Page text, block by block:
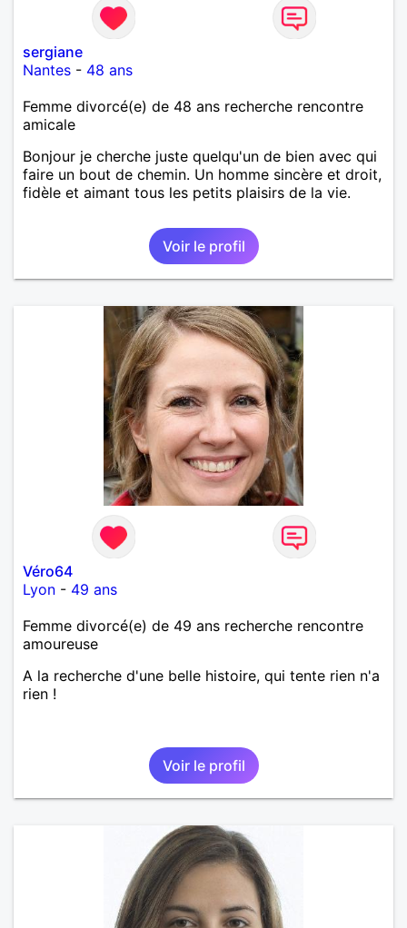
sergiane
Nantes - 48 ans
Femme divorcé(e) de 48 ans recherche rencontre
amicale
Bonjour je cherche juste quelqu'un de bien avec qui
faire un bout de chemin. Un homme sincère et droit,
fidèle et aimant tous les petits plaisirs de la vie.
Voir le profil
Véro64
Lyon - 49 ans
Femme divorcé(e) de 49 ans recherche rencontre
amoureuse
A la recherche d'une belle histoire, qui tente rien n'a
rien !
Voir le profil